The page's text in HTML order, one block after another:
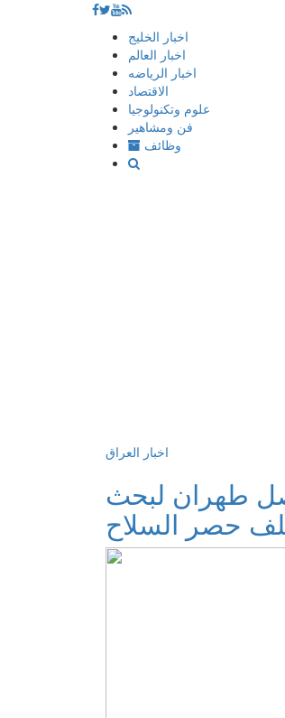
إذهب
المحتوى
اخبار الخليج
اخبار العالم
اخبار الرياضه
الاقتصاد
علوم وتكنولوجيا
فن ومشاهير
وظائف
اخبار العراق
طهران لبحث
حصر السلاح